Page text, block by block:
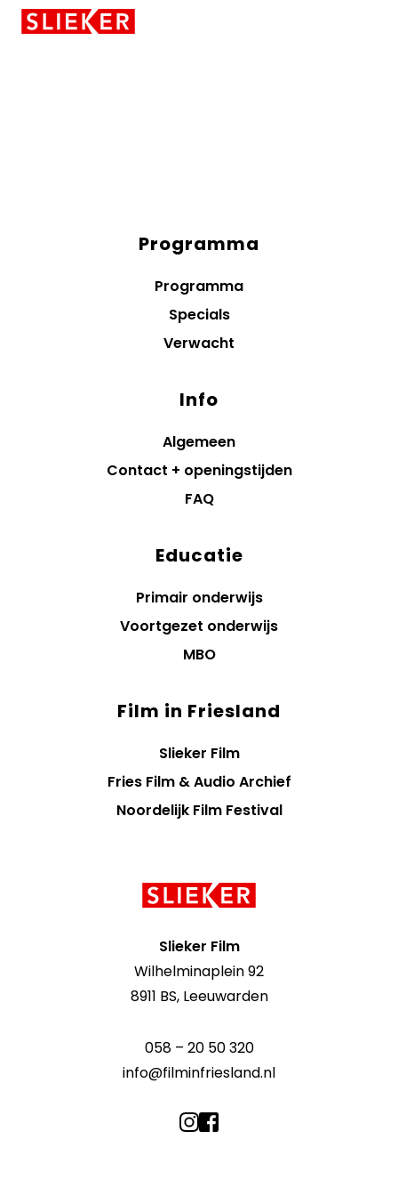
Skiplinks
Programma
Programma
Specials
Verwacht
Info
Algemeen
Contact + openingstijden
FAQ
Educatie
Primair onderwijs
Voortgezet onderwijs
MBO
Film in Friesland
Slieker Film
Fries Film & Audio Archief
Noordelijk Film Festival
Slieker Film
Wilhelminaplein 92
8911 BS, Leeuwarden
058 – 20 50 320
info@filminfriesland.nl